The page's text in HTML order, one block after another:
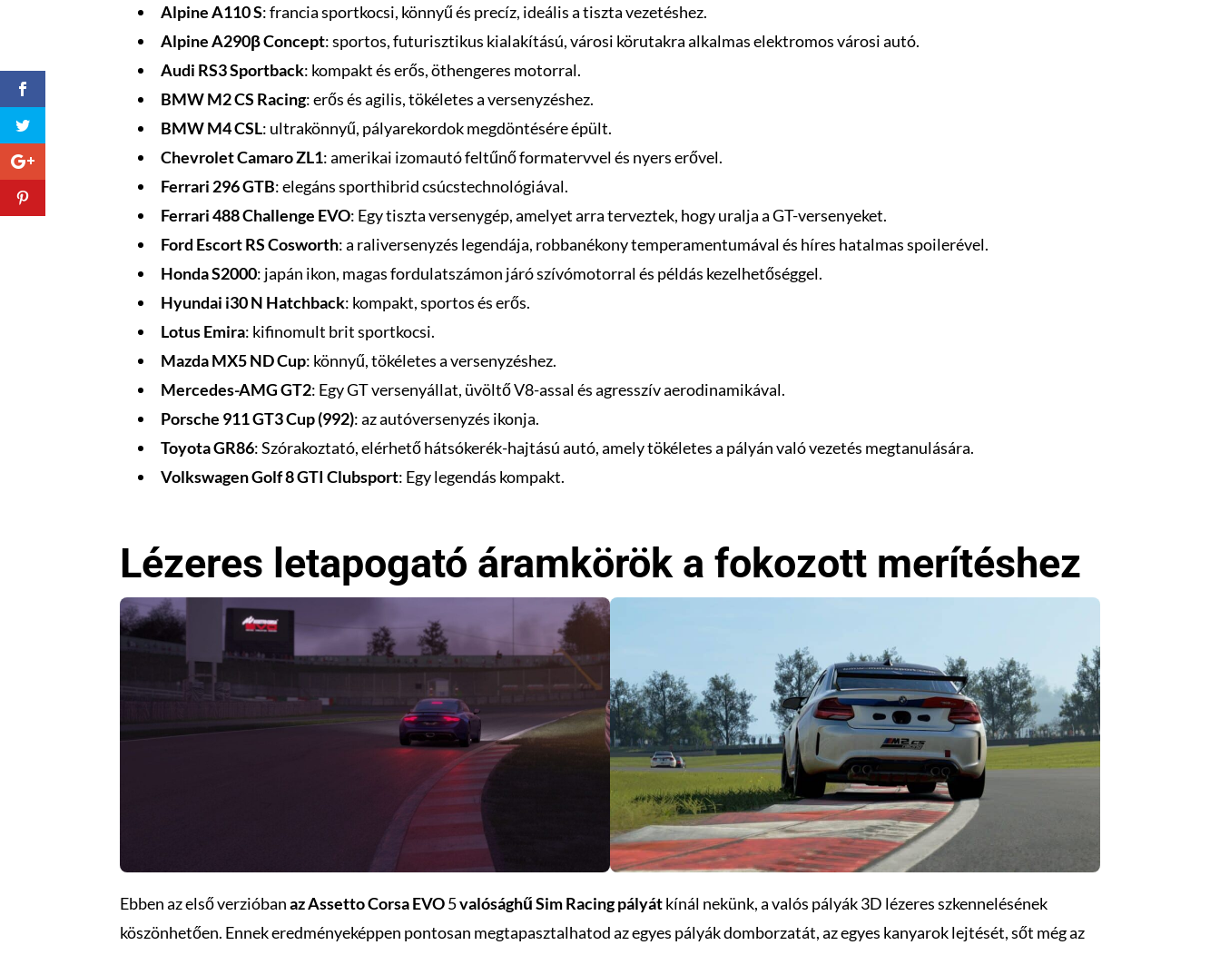
Alpine A110 S: francia sportkocsi, könnyű és precíz, ideális a tiszta vezetéshez.
Alpine A290β Concept: sportos, futurisztikus kialakítású, városi körutakra alkalmas elektromos városi autó.
Audi RS3 Sportback: kompakt és erős, öthengeres motorral.
BMW M2 CS Racing: erős és agilis, tökéletes a versenyzéshez.
BMW M4 CSL: ultrakönnyű, pályarekordok megdöntésére épült.
Chevrolet Camaro ZL1: amerikai izomautó feltűnő formatervvel és nyers erővel.
Ferrari 296 GTB: elegáns sporthibrid csúcstechnológiával.
Ferrari 488 Challenge EVO: Egy tiszta versenygép, amelyet arra terveztek, hogy uralja a GT-versenyeket.
Ford Escort RS Cosworth: a raliversenyzés legendája, robbanékony temperamentumával és híres hatalmas spoilerével.
Honda S2000: japán ikon, magas fordulatszámon járó szívómotorral és példás kezelhetőséggel.
Hyundai i30 N Hatchback: kompakt, sportos és erős.
Lotus Emira: kifinomult brit sportkocsi.
Mazda MX5 ND Cup: könnyű, tökéletes a versenyzéshez.
Mercedes-AMG GT2: Egy GT versenyállat, üvöltő V8-assal és agresszív aerodinamikával.
Porsche 911 GT3 Cup (992): az autóversenyzés ikonja.
Toyota GR86: Szórakoztató, elérhető hátsókerék-hajtású autó, amely tökéletes a pályán való vezetés megtanulására.
Volkswagen Golf 8 GTI Clubsport: Egy legendás kompakt.
Lézeres letapogató áramkörök a fokozott merítéshez
Ebben az első verzióbanaz Assetto Corsa EVO5valósághű Sim Racing pályátkínál nekünk, a valós pályák 3D lézeres szkennelésének
köszönhetően. Ennek eredményeképpen pontosan megtapasztalhatod az egyes pályák domborzatát, az egyes kanyarok lejtését, sőt még az